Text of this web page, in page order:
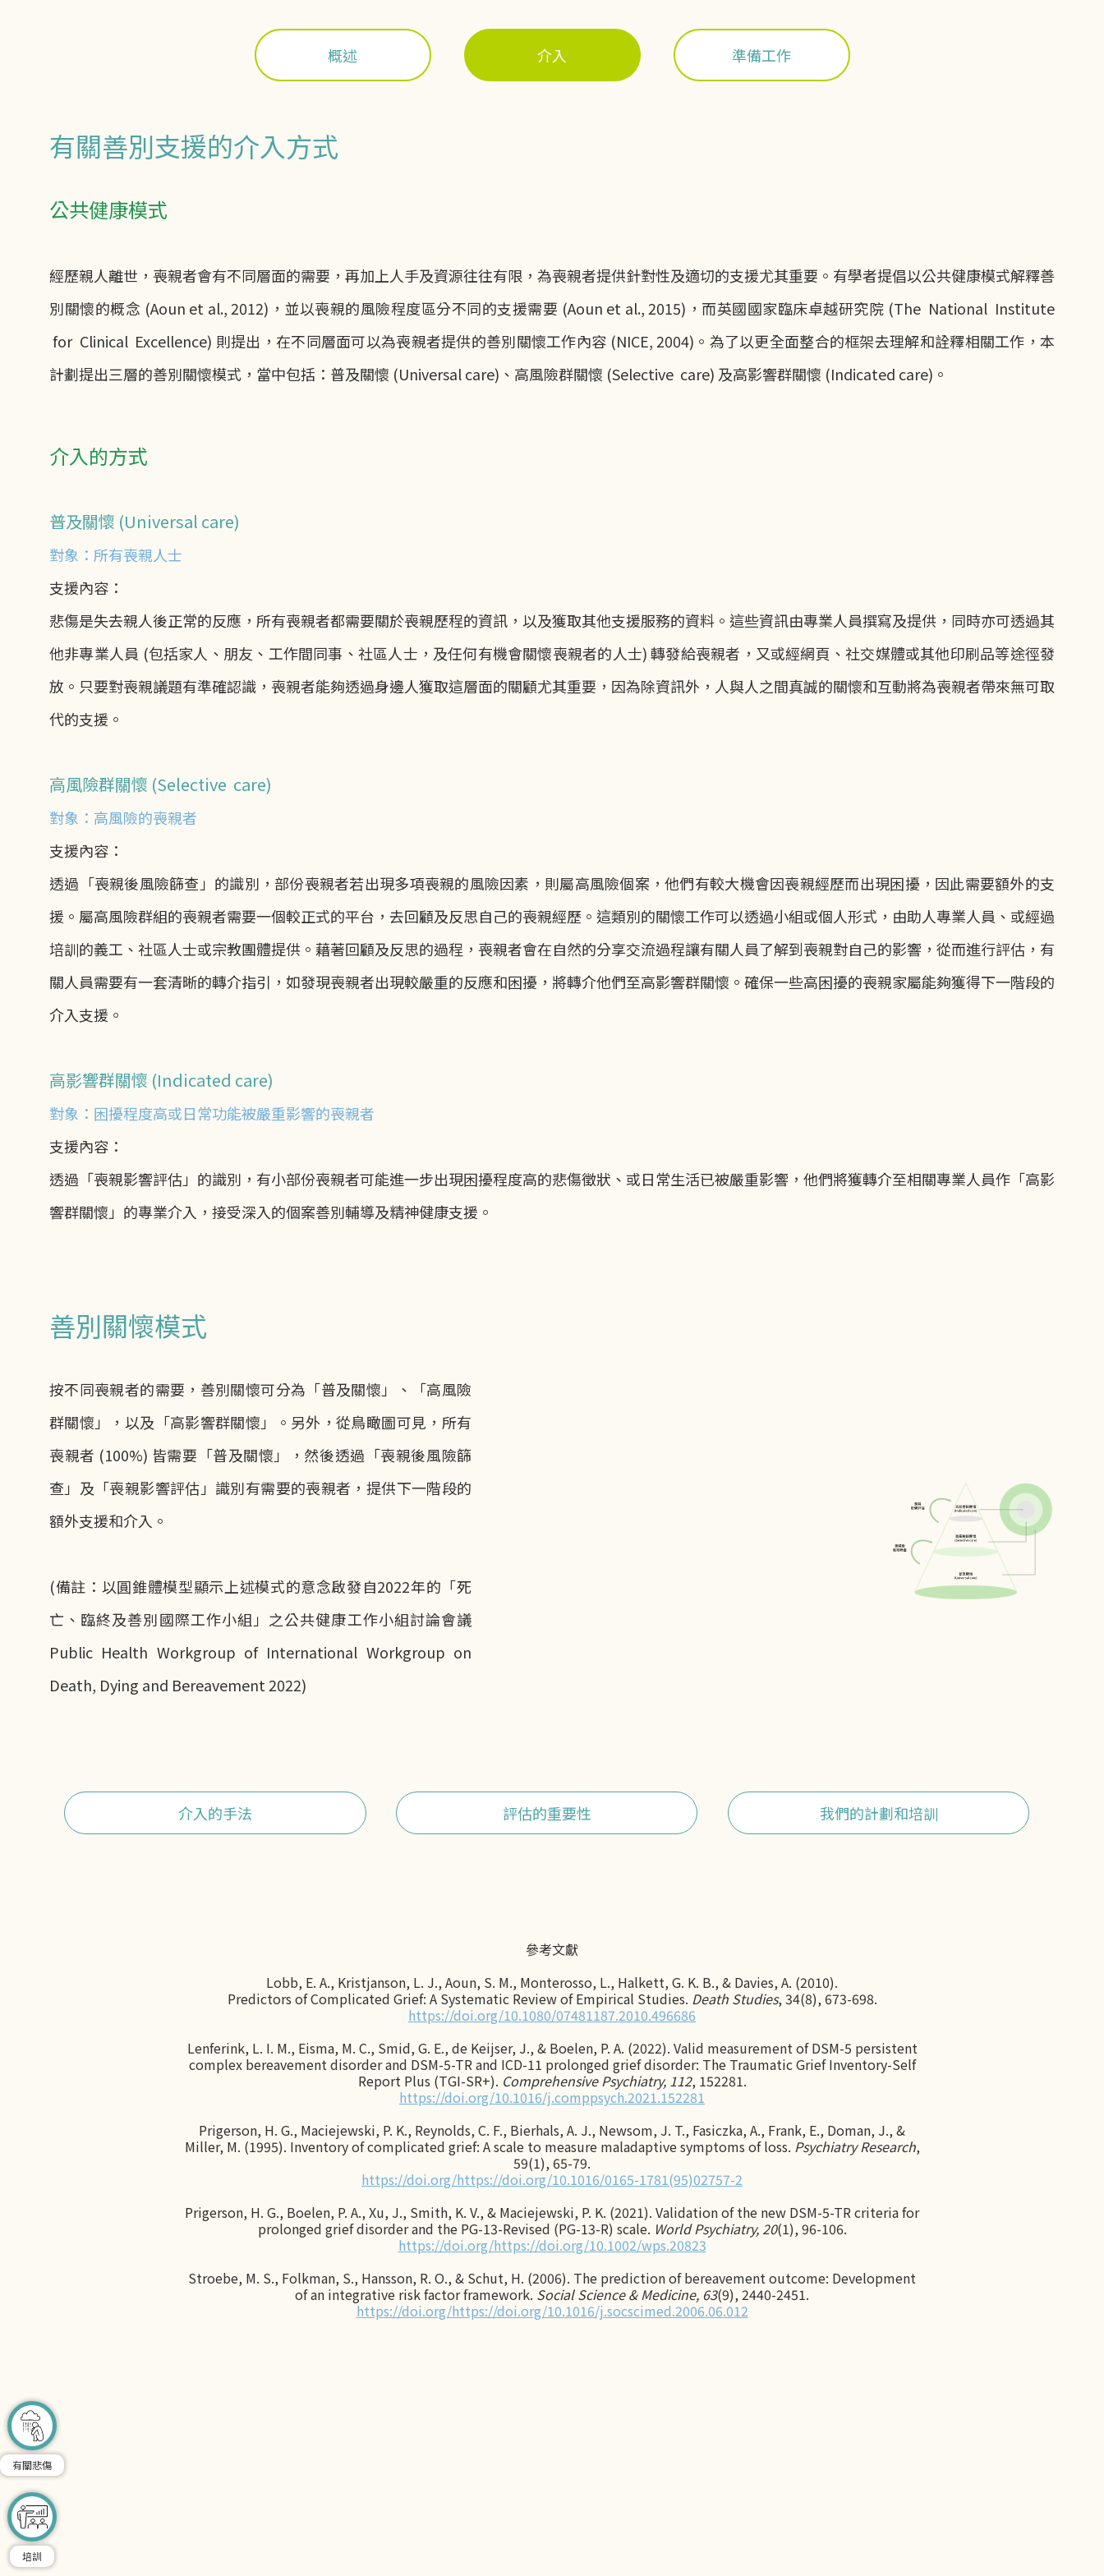
概述 介入 準備工作
有關善別支援的介入方式
公共健康模式
經歷親人離世，喪親者會有不同層面的需要，再加上人手及資源往往有限，為喪親者提供針對性及適切的支援尤其重要。有學者提倡以公共健康模式解釋善
別關懷的概念 (Aoun et al., 2012)，並以喪親的風險程度區分不同的支援需要 (Aoun et al., 2015)，而英國國家臨床卓越研究院 (The National Institute
for Clinical Excellence) 則提出，在不同層面可以為喪親者提供的善別關懷工作內容 (NICE, 2004)。為了以更全面整合的框架去理解和詮釋相關工作，本
計劃提出三層的善別關懷模式，當中包括：普及關懷 (Universal care)、高風險群關懷 (Selective care) 及高影響群關懷 (Indicated care)。
介入的方式
普及關懷 (Universal care)
對象：所有喪親人士
支援內容：
悲傷是失去親人後正常的反應，所有喪親者都需要關於喪親歷程的資訊，以及獲取其他支援服務的資料。這些資訊由專業人員撰寫及提供，同時亦可透過其
他非專業人員 (包括家人、朋友、工作間同事、社區人士，及任何有機會關懷喪親者的人士) 轉發給喪親者，又或經網頁、社交媒體或其他印刷品等途徑發
放。只要對喪親議題有準確認識，喪親者能夠透過身邊人獲取這層面的關顧尤其重要，因為除資訊外，人與人之間真誠的關懷和互動將為喪親者帶來無可取
代的支援。
高風險群關懷 (Selective care)
對象：高風險的喪親者
支援內容：
透過「喪親後風險篩查」的識別，部份喪親者若出現多項喪親的風險因素，則屬高風險個案，他們有較大機會因喪親經歷而出現困擾，因此需要額外的支
援。屬高風險群組的喪親者需要一個較正式的平台，去回顧及反思自己的喪親經歷。這類別的關懷工作可以透過小組或個人形式，由助人專業人員、或經過
培訓的義工、社區人士或宗教團體提供。藉著回顧及反思的過程，喪親者會在自然的分享交流過程讓有關人員了解到喪親對自己的影響，從而進行評估，有
關人員需要有一套清晰的轉介指引，如發現喪親者出現較嚴重的反應和困擾，將轉介他們至高影響群關懷。確保一些高困擾的喪親家屬能夠獲得下一階段的
介入支援。
高影響群關懷 (Indicated care)
對象：困擾程度高或日常功能被嚴重影響的喪親者
支援內容：
透過「喪親影響評估」的識別，有小部份喪親者可能進一步出現困擾程度高的悲傷徵狀、或日常生活已被嚴重影響，他們將獲轉介至相關專業人員作「高影
響群關懷」的專業介入，接受深入的個案善別輔導及精神健康支援。
善別關懷模式
按不同喪親者的需要，善別關懷可分為「普及關懷」、「高風險
群關懷」，以及「高影響群關懷」。另外，從鳥瞰圖可見，所有
喪親者 (100%) 皆需要「普及關懷」，然後透過「喪親後風險篩
查」及「喪親影響評估」識別有需要的喪親者，提供下一階段的
額外支援和介入。
(備註：以圓錐體模型顯示上述模式的意念啟發自2022年的「死
亡、臨終及善別國際工作小組」之公共健康工作小組討論會議
Public Health Workgroup of International Workgroup on
Death, Dying and Bereavement 2022)
介入的手法 評估的重要性 我們的計劃和培訓
參考文獻
Lobb, E. A., Kristjanson, L. J., Aoun, S. M., Monterosso, L., Halkett, G. K. B., & Davies, A. (2010).
Predictors of Complicated Grief: A Systematic Review of Empirical Studies. Death Studies, 34(8), 673-698.
https://doi.org/10.1080/07481187.2010.496686
Lenferink, L. I. M., Eisma, M. C., Smid, G. E., de Keijser, J., & Boelen, P. A. (2022). Valid measurement of DSM-5 persistent
complex bereavement disorder and DSM-5-TR and ICD-11 prolonged grief disorder: The Traumatic Grief Inventory-Self
Report Plus (TGI-SR+). Comprehensive Psychiatry, 112, 152281.
https://doi.org/10.1016/j.comppsych.2021.152281
Prigerson, H. G., Maciejewski, P. K., Reynolds, C. F., Bierhals, A. J., Newsom, J. T., Fasiczka, A., Frank, E., Doman, J., &
Miller, M. (1995). Inventory of complicated grief: A scale to measure maladaptive symptoms of loss. Psychiatry Research,
59(1), 65-79.
https://doi.org/https://doi.org/10.1016/0165-1781(95)02757-2
Prigerson, H. G., Boelen, P. A., Xu, J., Smith, K. V., & Maciejewski, P. K. (2021). Validation of the new DSM-5-TR criteria for
prolonged grief disorder and the PG-13-Revised (PG-13-R) scale. World Psychiatry, 20(1), 96-106.
https://doi.org/https://doi.org/10.1002/wps.20823
Stroebe, M. S., Folkman, S., Hansson, R. O., & Schut, H. (2006). The prediction of bereavement outcome: Development
of an integrative risk factor framework. Social Science & Medicine, 63(9), 2440-2451.
https://doi.org/https://doi.org/10.1016/j.socscimed.2006.06.012
有關悲傷
培訓